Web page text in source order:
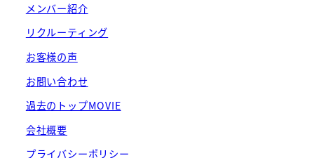
メンバー紹介
リクルーティング
お客様の声
お問い合わせ
過去のトップMOVIE
会社概要
プライバシーポリシー